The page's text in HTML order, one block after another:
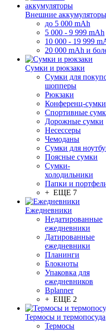
Внешние аккумуляторы
до 5 000 mAh
5 000 - 9 999 mAh
10 000 - 19 999
20 000 mAh и
Сумки и рюкзаки
Сумки для
шопперы
Рюкзаки
Конференц-сумки
Спортивные
Дорожные сумки
Несессеры
Чемоданы
Сумки для
Поясные сумки
Сумки-
холодильники
Папки и
+ ЕЩЕ 7
Ежедневники
Недатированные
ежедневники
Датированные
ежедневники
Планинги
Блокноты
Упаковка для
ежедневников
Bplanner
+ ЕЩЕ 2
Термосы и термопосуда
Термосы